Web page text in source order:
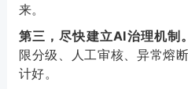
来。
第三，尽快建立AI治理机制。
限分级、人工审核、异常熔
计好。